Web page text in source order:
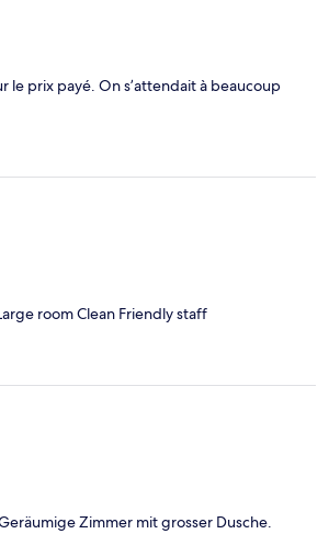
le prix payé. On s’attendait à beaucoup
room Clean Friendly staff
Zimmer mit grosser Dusche.